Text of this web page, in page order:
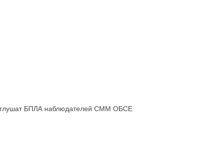
глушат БПЛА наблюдателей СММ ОБСЕ